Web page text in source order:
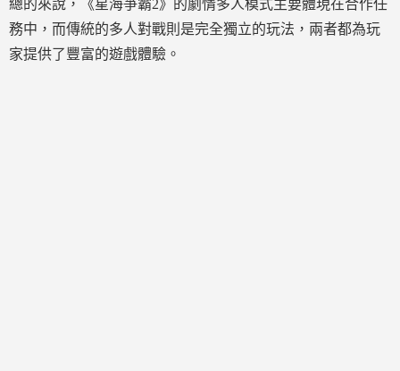
總的來說，《星海爭霸2》的劇情多人模式主要體現在合作任
務中，而傳統的多人對戰則是完全獨立的玩法，兩者都為玩
家提供了豐富的遊戲體驗。